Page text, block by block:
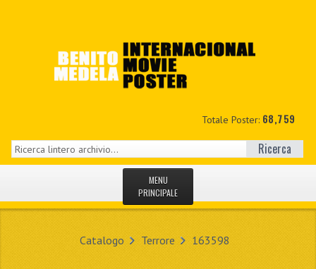
Totale Poster: 68,759
Ricerca
MENU
PRINCIPALE
Catalogo Terrore 163598